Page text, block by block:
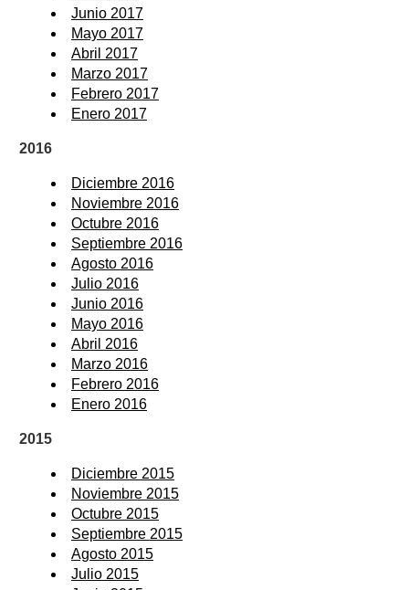
Junio 2017
Mayo 2017
Abril 2017
Marzo 2017
Febrero 2017
Enero 2017
2016
Diciembre 2016
Noviembre 2016
Octubre 2016
Septiembre 2016
Agosto 2016
Julio 2016
Junio 2016
Mayo 2016
Abril 2016
Marzo 2016
Febrero 2016
Enero 2016
2015
Diciembre 2015
Noviembre 2015
Octubre 2015
Septiembre 2015
Agosto 2015
Julio 2015